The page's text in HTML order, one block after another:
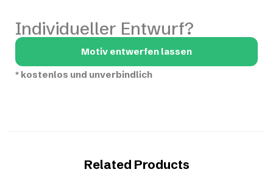
Individueller Entwurf?
Motiv entwerfen lassen
* kostenlos und unverbindlich
Related Products